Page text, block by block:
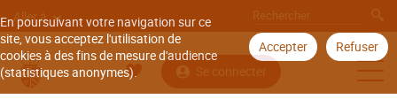
En poursuivant votre navigation sur ce
site, vous acceptez l'utilisation de
cookies à des fins de mesure d'audience
(statistiques anonymes).
Accepter Refuser
Aller à
Se connecter